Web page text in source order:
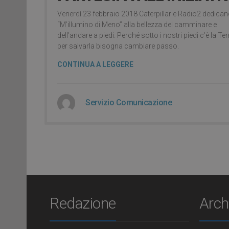
Venerdì 23 febbraio 2018 Caterpillar e Radio2
“M’illumino di Meno” alla bellezza del camminare e
dell’andare a piedi. Perché sotto i nostri piedi c’è la
per salvarla bisogna cambiare passo.
CONTINUA A LEGGERE
Servizio Comunicazione
Redazione